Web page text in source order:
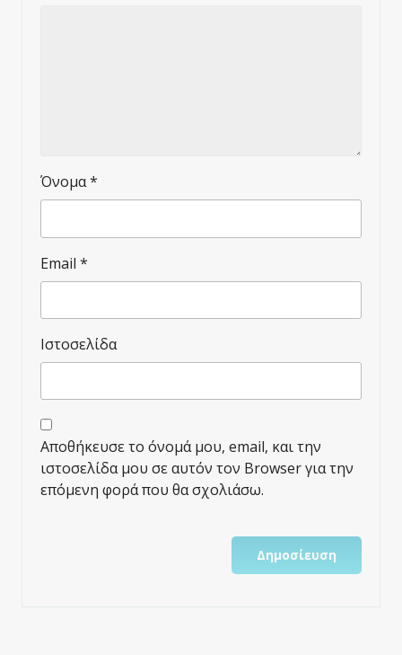
Όνομα*
Email *
Ιστοσελίδα
Αποθήκευσε το όνομά μου, email, και την
ιστοσελίδα μου σε αυτόν τον Browser για την
επόμενη φορά που θα σχολιάσω.